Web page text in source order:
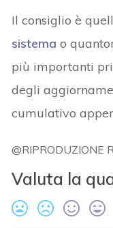
Il consiglio è
sistema o
più importanti
degli
cumulativo
@RIPRODUZIONE
Valuta la